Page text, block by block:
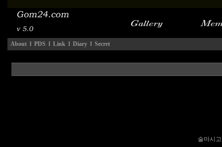
About l PDS l Link l Diary l Secret
술마시